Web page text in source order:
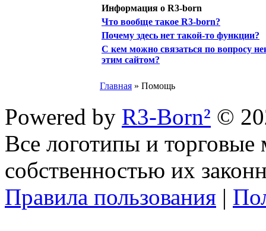
Информация о R3-born
Что вообще такое R3-born?
Почему здесь нет такой-то функции?
С кем можно связаться по вопросу
этим сайтом?
Главная » Помощь
Powered by R3-Born² ©
Все логотипы и торговые
собственностью их
Правила пользования |